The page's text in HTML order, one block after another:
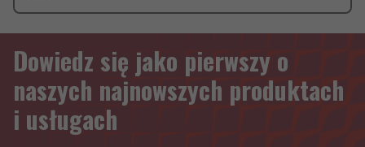
Dowiedz się jako pierwszy o
naszych najnowszych produktach
i usługach